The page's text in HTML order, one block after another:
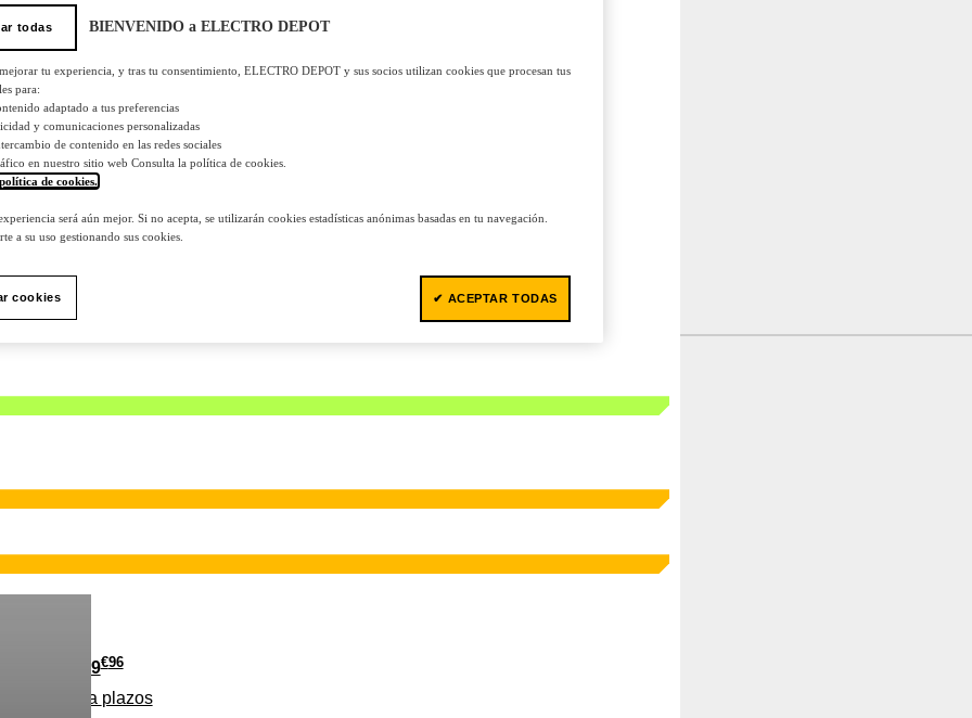
139€96
Pago a plazos
todas BIENVENIDO a ELECTRO DEPOT
tu experiencia, y tras tu consentimiento, ELECTRO DEPOT y sus socios utilizan cookies que procesan tus
para:
adaptado a tus preferencias
y comunicaciones personalizadas
de contenido en las redes sociales
en nuestro sitio web Consulta la política de cookies.
de cookies.
será aún mejor. Si no acepta, se utilizarán cookies estadísticas anónimas basadas en tu navegación.
a su uso gestionando sus cookies.
cookies ✔ ACEPTAR TODAS